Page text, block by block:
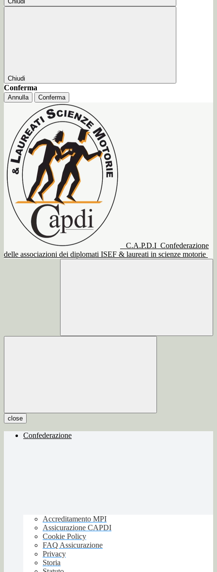
Chiudi
Conferma
Annulla Conferma
C.A.P.D.I Confederazione
delle associazioni dei diplomati ISEF & laureati in scienze motorie
close
Confederazione
Accreditamento MPI
Assicurazione CAPDI
Cookie Policy
FAQ Assicurazione
Privacy
Storia